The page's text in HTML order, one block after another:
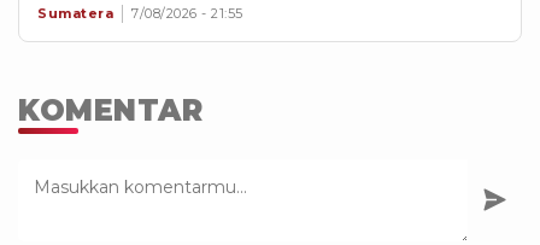
Sumatera 7/08/2026 - 21:55
KOMENTAR